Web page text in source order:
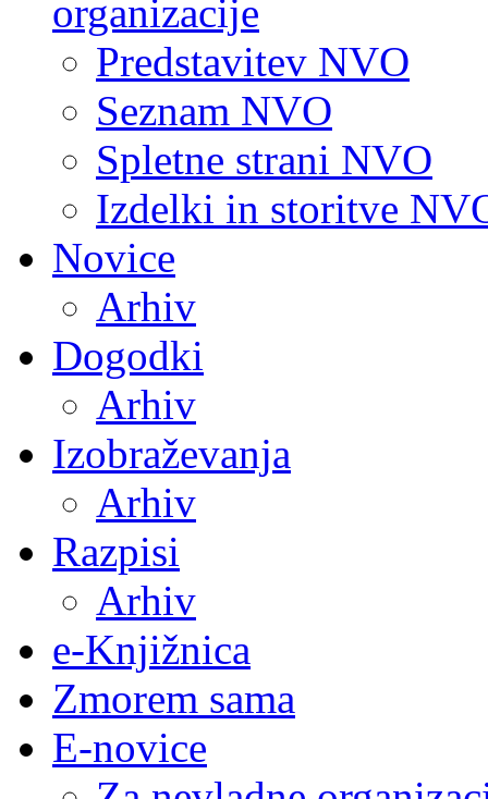
organizacije
Predstavitev NVO
Seznam NVO
Spletne strani NVO
Izdelki in storitve
Novice
Arhiv
Dogodki
Arhiv
Izobraževanja
Arhiv
Razpisi
Arhiv
e-Knjižnica
Zmorem sama
E-novice